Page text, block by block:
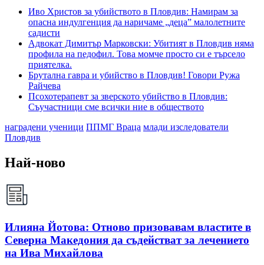
Иво Христов за убийството в Пловдив: Намирам за
опасна индулгенция да наричаме „деца” малолетните
садисти
Адвокат Димитър Марковски: Убитият в Пловдив няма
профила на педофил. Това момче просто си е търсело
приятелка.
Брутална гавра и убийство в Пловдив! Говори Ружа
Райчева
Псохотерапевт за зверското убийство в Пловдив:
Съучастници сме всички ние в обществото
наградени ученици ППМГ Враца млади изследователи
Пловдив
Най-ново
Илияна Йотова: Отново призовавам властите в
Северна Македония да съдействат за лечението
на Ива Михайлова